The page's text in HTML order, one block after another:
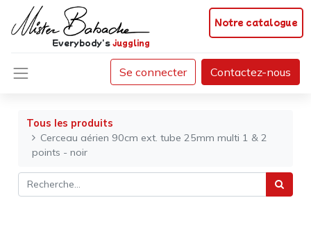
Notre catalogue
Everybody'sjuggling
Se connecter Contactez-nous
Tous les produits
Cerceau aérien 90cm ext. tube 25mm multi 1 & 2
points - noir